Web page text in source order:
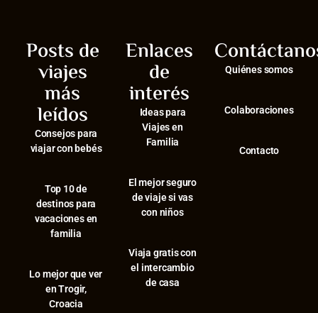
Posts de
viajes
más
leídos
Consejos para
viajar con bebés
⁠Top 10 de
destinos para
vacaciones en
familia
⁠Lo mejor que ver
en Trogir,
Croacia
Enlaces
de
interés
Ideas para
Viajes en
Familia
El mejor seguro
de viaje si vas
con niños
Viaja gratis con
el intercambio
de casa
Quiénes somos
Colaboraciones
Contacto